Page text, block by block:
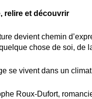
relire et découvrir
devient chemin
chose de soi, de
se vivent dans un
Roux-Dufort,